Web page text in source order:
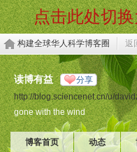
点击此处切
构建全球华人科学博客圈 返
读博有益 分享
http://blog.sciencenet.cn/u/
gone with the wind
博客首页 动态